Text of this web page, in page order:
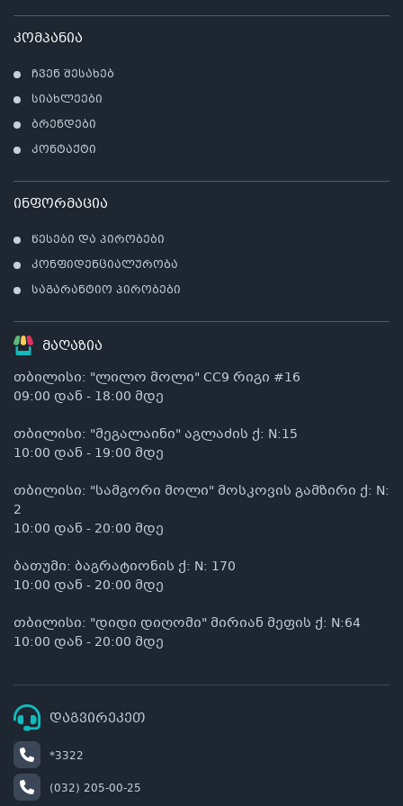
კომპანია
ჩვენ შესახებ
სიახლეები
ბრენდები
კონტაქტი
ინფორმაცია
წესები და პირობები
კონფიდენციალურობა
საგარანტიო პირობები
მაღაზია
თბილისი: "ლილო მოლი" CC9 რიგი #16
09:00 დან - 18:00 მდე
თბილისი: "მეგალაინი" აგლაძის ქ: N:15
10:00 დან - 19:00 მდე
თბილისი: "სამგორი მოლი" მოსკოვის გამზირი ქ: N:
2
10:00 დან - 20:00 მდე
ბათუმი: ბაგრატიონის ქ: N: 170
10:00 დან - 20:00 მდე
თბილისი: "დიდი დიღომი" მირიან მეფის ქ: N:64
10:00 დან - 20:00 მდე
დაგვირეკეთ
*3322
(032) 205-00-25